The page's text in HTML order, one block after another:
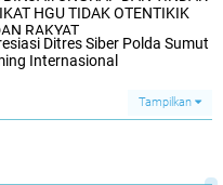
HGU TIDAK OTENTIKIK
RAKYAT
Ditres Siber Polda Sumut
Internasional
Tampilkan